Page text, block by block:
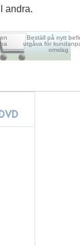
andra.
Beställ på nytt
utgåva för
omslag